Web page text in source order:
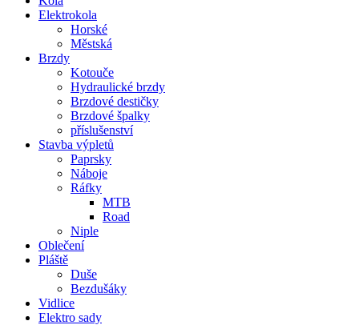
Elektrokola
Horské
Městská
Brzdy
Kotouče
Hydraulické brzdy
Brzdové destičky
Brzdové špalky
příslušenství
Stavba výpletů
Paprsky
Náboje
Ráfky
MTB
Road
Niple
Oblečení
Pláště
Duše
Bezdušáky
Vidlice
Elektro sady